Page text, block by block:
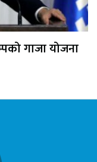
गाजा योजना